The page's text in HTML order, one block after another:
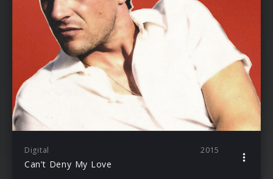
Digital 2015
Can’t Deny My Love